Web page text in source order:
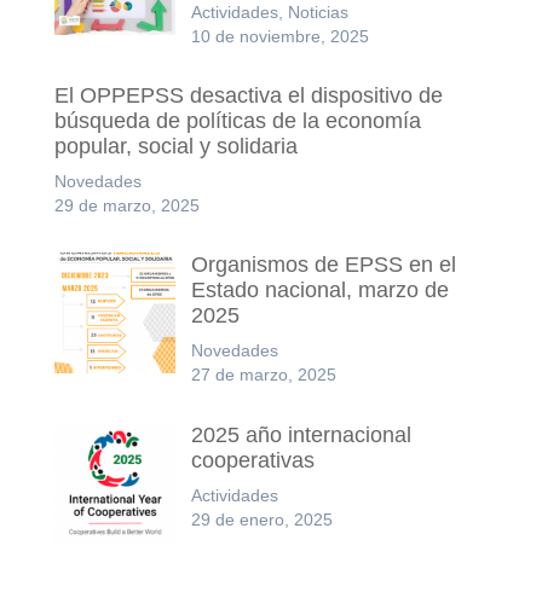
Actividades, Noticias
10 de noviembre, 2025
El OPPEPSS desactiva el dispositivo de
búsqueda de políticas de la economía
popular, social y solidaria
Novedades
29 de marzo, 2025
Organismos de EPSS en el
Estado nacional, marzo de
2025
Novedades
27 de marzo, 2025
2025 año internacional
cooperativas
Actividades
29 de enero, 2025